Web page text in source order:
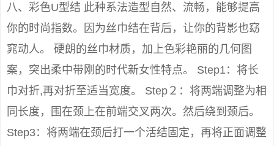
八、彩色U型结 此种系法造型自然、流畅，能够提高
你的时尚指数。因为丝巾结在背后，让你的背影也窈
窕动人。 硬朗的丝巾材质，加上色彩艳丽的几何图
案，突出柔中带刚的时代新女性特点。 Step1：将长
巾对折,再对折至适当宽度。 Step２：将两端调整为相
同长度，围在颈上在前端交叉两次。然后绕到颈后。
Step3：将两端在颈后打一个活结固定，再将正面调整